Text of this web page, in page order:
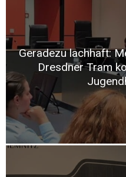
Geradezu lachhaft:
Dresdner Tram